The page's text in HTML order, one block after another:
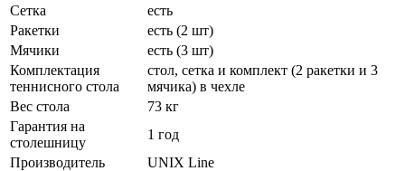
Сетка
есть
Ракетки
есть (2 шт)
Мячики
есть (3 шт)
Комплектация
теннисного стола
стол, сетка и комплект (2 ракетки и 3
мячика) в чехле
Вес стола
73 кг
Гарантия на
столешницу
1 год
Производитель
UNIX Line